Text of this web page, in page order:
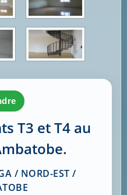
T3 et T4 au
/ NORD-EST /